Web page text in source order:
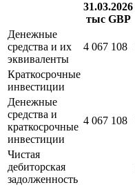
31.03.2026
тыс GBP
Денежные
средства и их
эквиваленты
4 067 108
Краткосрочные
инвестиции
Денежные
средства и
краткосрочные
инвестиции
4 067 108
Чистая
дебиторская
задолженность